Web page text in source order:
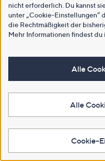
nicht erforderlich. Du kannst
unter „Cookie-Einstellungen“
die Rechtmäßigkeit der
Mehr Informationen findest du
Alle
Alle
Cookie-